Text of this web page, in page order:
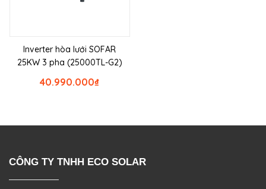
Inverter hòa lưới SOFAR
25KW 3 pha (25000TL-G2)
₫
40.990.000
CÔNG TY TNHH ECO SOLAR